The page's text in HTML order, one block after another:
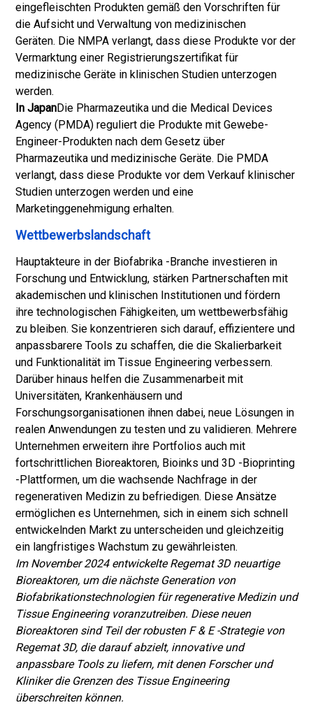
eingefleischten Produkten gemäß den Vorschriften für
die Aufsicht und Verwaltung von medizinischen
Geräten. Die NMPA verlangt, dass diese Produkte vor der
Vermarktung einer Registrierungszertifikat für
medizinische Geräte in klinischen Studien unterzogen
werden.
In JapanDie Pharmazeutika und die Medical Devices
Agency (PMDA) reguliert die Produkte mit Gewebe-
Engineer-Produkten nach dem Gesetz über
Pharmazeutika und medizinische Geräte. Die PMDA
verlangt, dass diese Produkte vor dem Verkauf klinischer
Studien unterzogen werden und eine
Marketinggenehmigung erhalten.
Wettbewerbslandschaft
Hauptakteure in der Biofabrika -Branche investieren in
Forschung und Entwicklung, stärken Partnerschaften mit
akademischen und klinischen Institutionen und fördern
ihre technologischen Fähigkeiten, um wettbewerbsfähig
zu bleiben. Sie konzentrieren sich darauf, effizientere und
anpassbarere Tools zu schaffen, die die Skalierbarkeit
und Funktionalität im Tissue Engineering verbessern.
Darüber hinaus helfen die Zusammenarbeit mit
Universitäten, Krankenhäusern und
Forschungsorganisationen ihnen dabei, neue Lösungen in
realen Anwendungen zu testen und zu validieren. Mehrere
Unternehmen erweitern ihre Portfolios auch mit
fortschrittlichen Bioreaktoren, Bioinks und 3D -Bioprinting
-Plattformen, um die wachsende Nachfrage in der
regenerativen Medizin zu befriedigen. Diese Ansätze
ermöglichen es Unternehmen, sich in einem sich schnell
entwickelnden Markt zu unterscheiden und gleichzeitig
ein langfristiges Wachstum zu gewährleisten.
Im November 2024 entwickelte Regemat 3D neuartige
Bioreaktoren, um die nächste Generation von
Biofabrikationstechnologien für regenerative Medizin und
Tissue Engineering voranzutreiben. Diese neuen
Bioreaktoren sind Teil der robusten F & E -Strategie von
Regemat 3D, die darauf abzielt, innovative und
anpassbare Tools zu liefern, mit denen Forscher und
Kliniker die Grenzen des Tissue Engineering
überschreiten können.